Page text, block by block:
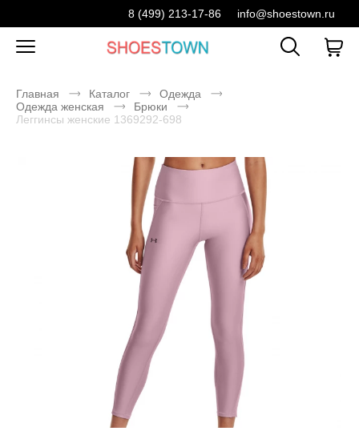
8 (499) 213-17-86 info@shoestown.ru
Главная Каталог
Одежда
Одежда женская
Брюки
Леггинсы женские 1369292-698